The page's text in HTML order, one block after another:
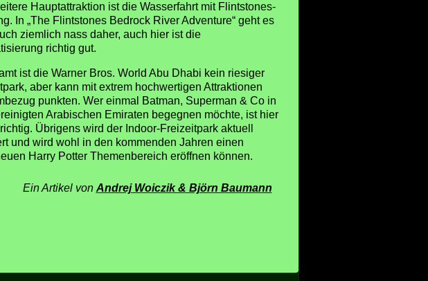
Hauptattraktion ist die Wasserfahrt mit Flintstones-
In „The Flintstones Bedrock River Adventure“ geht es
ziemlich nass daher, auch hier ist die
richtig gut.
ist die Warner Bros. World Abu Dhabi kein riesiger
aber kann mit extrem hochwertigen Attraktionen
punkten. Wer einmal Batman, Superman & Co in
Arabischen Emiraten begegnen möchte, ist hier
Übrigens wird der Indoor-Freizeitpark aktuell
und wird wohl in den kommenden Jahren einen
Harry Potter Themenbereich eröffnen können.
Ein Artikel von Andrej Woiczik & Björn Baumann